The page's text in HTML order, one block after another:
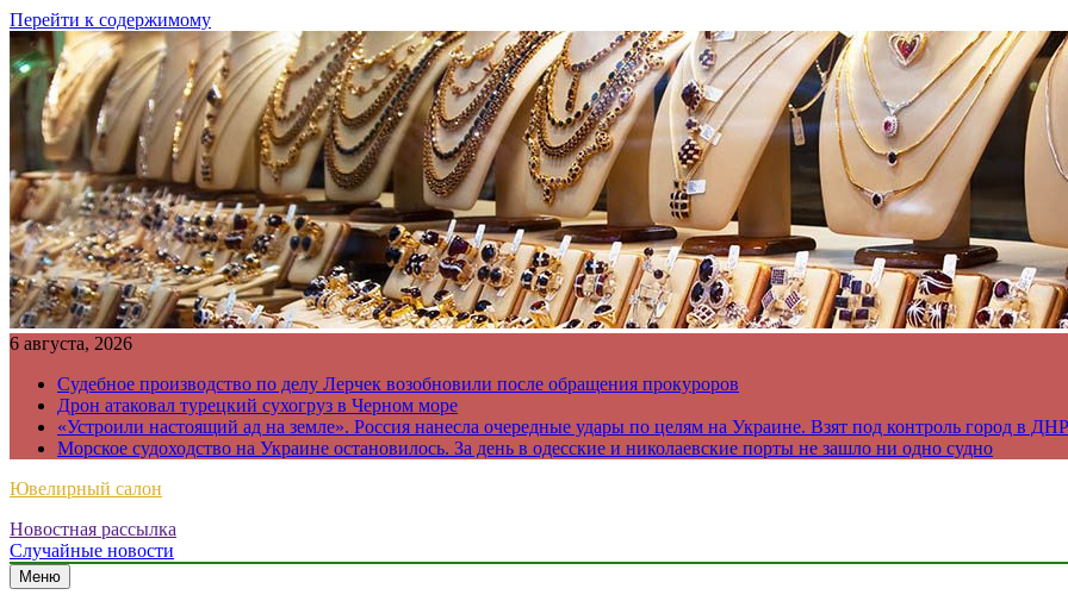
Перейти к содержимому
6 августа, 2026
Судебное производство по делу Лерчек возобновили после обращения прокуроров
Дрон атаковал турецкий сухогруз в Черном море
«Устроили настоящий ад на земле». Россия нанесла очередные удары по целям на Украине. Взят под контроль город в ДНР
Морское судоходство на Украине остановилось. За день в одесские и николаевские порты не зашло ни одно судно
Ювелирный салон
Новостная рассылка
Случайные новости
Меню